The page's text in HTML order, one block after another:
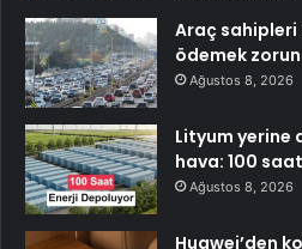
Araç sahipleri
ödemek
Ağustos 8, 2026
Lityum yerine
hava: 100
Ağustos 8, 2026
Huawei’den